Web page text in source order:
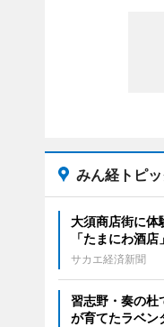
みん経トピ
大須商店街に体
「たまにわ酒
サカエ経済新聞
習志野・奏の
が育てたラベン